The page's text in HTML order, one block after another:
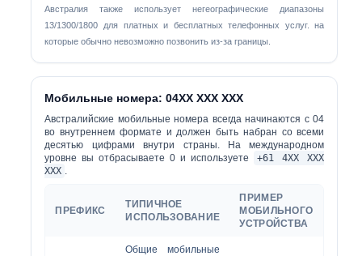
Австралия также использует негеографические диапазоны
13/1300/1800 для платных и бесплатных телефонных услуг. на
которые обычно невозможно позвонить из-за границы.
Мобильные номера: 04XX XXX XXX
Австралийские мобильные номера всегда начинаются с04
во внутреннем формате и должен быть набран со всеми
десятью цифрами внутри страны. На международном
уровне вы отбрасываете 0 и используете
+61 4ХХ ХХХ
ХХХ .
ПРЕФИКС
ТИПИЧНОЕ
ИСПОЛЬЗОВАНИЕ
ПРИМЕР
МОБИЛЬНОГО
УСТРОЙСТВА
Общие мобильные